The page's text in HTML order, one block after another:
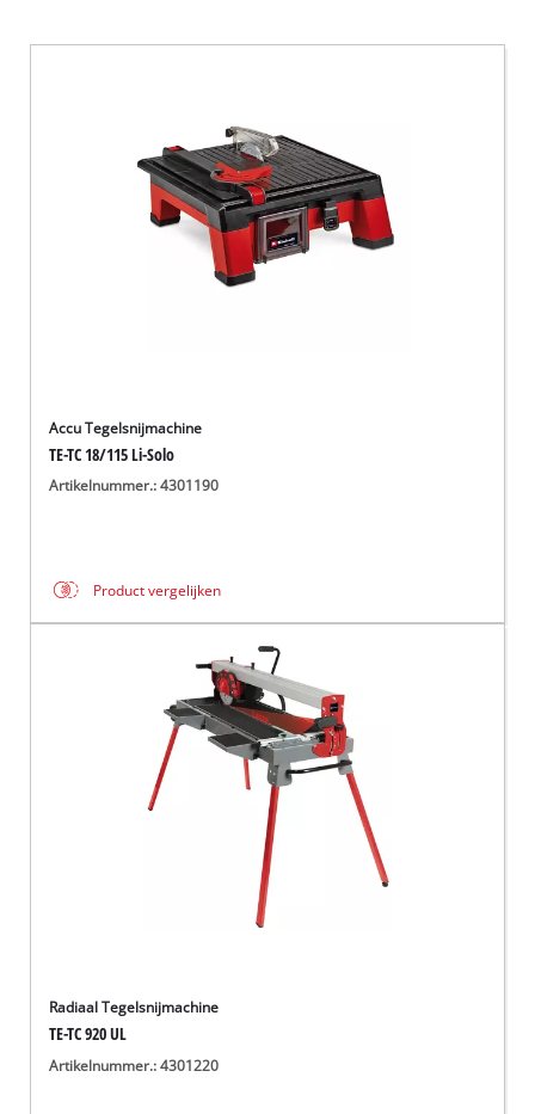
Accu Tegelsnijmachine
TE-TC 18/115 Li-Solo
Artikelnummer.: 4301190
Product vergelijken
Radiaal Tegelsnijmachine
TE-TC 920 UL
Artikelnummer.: 4301220